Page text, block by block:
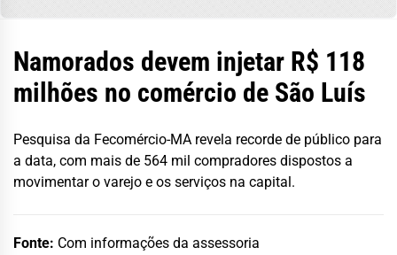
Namorados devem injetar R$ 118
milhões no comércio de São Luís
Pesquisa da Fecomércio-MA revela recorde de público para
a data, com mais de 564 mil compradores dispostos a
movimentar o varejo e os serviços na capital.
Fonte: Com informações da assessoria